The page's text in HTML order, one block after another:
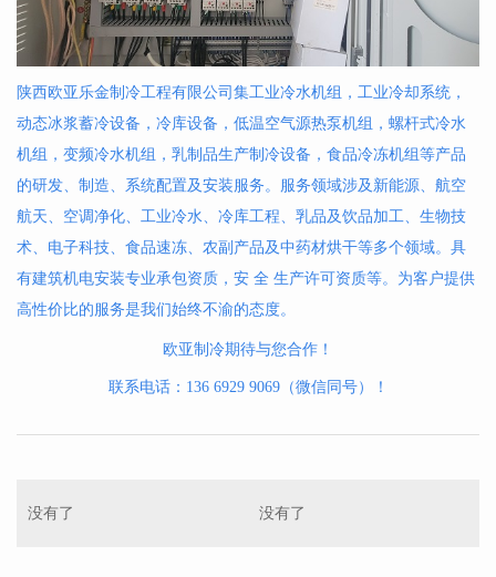
陕西欧亚乐金制冷工程有限公司集工业冷水机组 ， 工业冷却系统 ，
动态冰浆蓄冷设备 ， 冷库设备 ， 低温空气源热泵机组 ， 螺杆式冷水
机组 ， 变频冷水机组 ， 乳制品生产制冷设备 ， 食品冷冻机组 等产品
的研发、制造、系统配置及安装服务。服务领域涉及新能源、航空
航天、空调净化、工业冷水、冷库工程、乳品及饮品加工、生物技
术、电子科技、食品速冻、农副产品及中药材烘干等多个领域。具
有建筑机电安装专业承包资质，安 全 生产许可资质等。为客户提供
高性价比的服务是我们始终不渝的态度。
欧亚制冷期待与您合作！
联系电话： 136 6929 9069（微信同号）！
没有了 没有了